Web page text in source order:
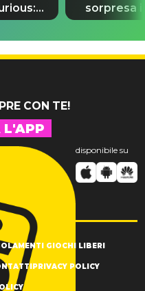
ancora
sorpresa il
remix di
“Morning
Dew
CON TE!
L'APP
disponibile su
GIOCHI LIBERI
PRIVACY POLICY